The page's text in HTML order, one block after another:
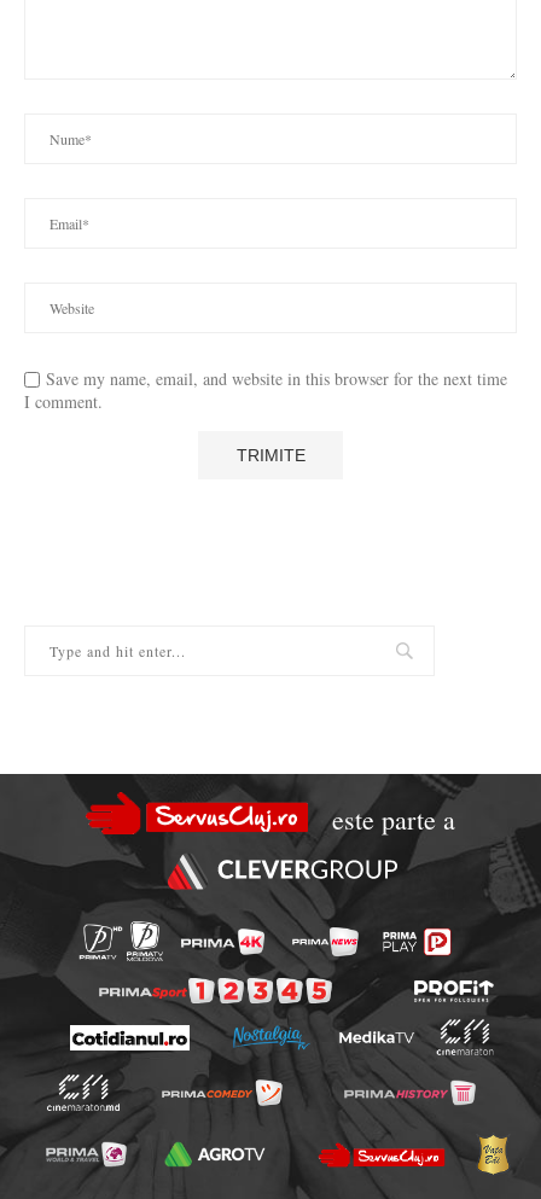
Save my name, email, and website in this browser for the next time
I comment.
este parte a